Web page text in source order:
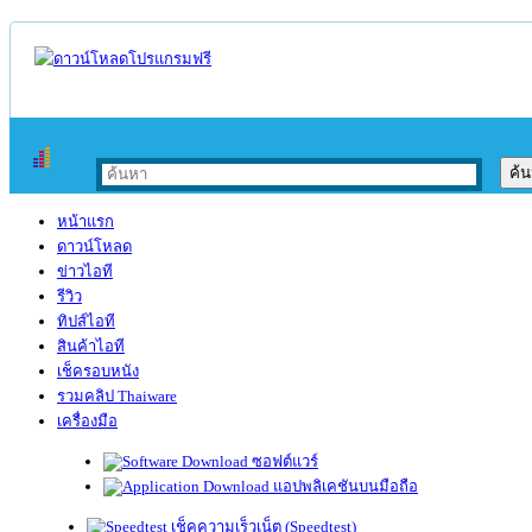
หน้าแรก
ดาวน์โหลด
ข่าวไอที
รีวิว
ทิปส์ไอที
สินค้าไอที
เช็ครอบหนัง
รวมคลิป Thaiware
เครื่องมือ
ซอฟต์แวร์
แอปพลิเคชันบนมือถือ
เช็คความเร็วเน็ต (Speedtest)